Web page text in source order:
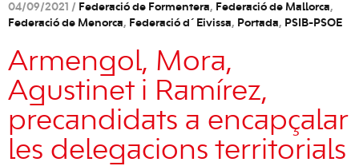
04/09/2021 / Federació de Formentera, Federació de Mallorca,
Federació de Menorca, Federació d´Eivissa, Portada, PSIB-PSOE
Armengol, Mora,
Agustinet i Ramírez,
precandidats a encapçalar
les delegacions territorials